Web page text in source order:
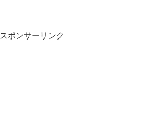
スポンサーリンク